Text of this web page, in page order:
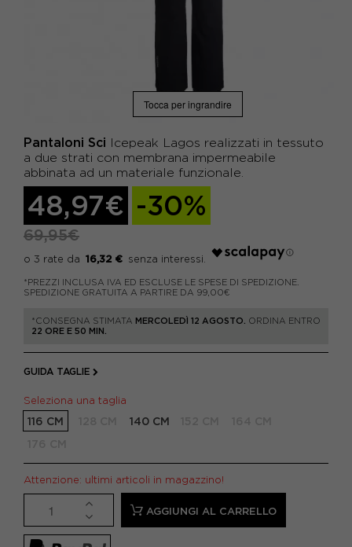
Tocca per ingrandire
Pantaloni Sci Icepeak Lagos realizzati in tessuto
a due strati con membrana impermeabile
abbinata ad un materiale funzionale.
48,97€ -30%
69,95€
16,32 €
*PREZZI INCLUSA IVA ED ESCLUSE LE SPESE DI SPEDIZIONE.
SPEDIZIONE GRATUITA A PARTIRE DA 99,00€
*CONSEGNA STIMATA MERCOLEDÌ 12 AGOSTO.
ORDINA ENTRO
22 ORE E 50 MIN.
GUIDA TAGLIE
Seleziona una taglia
116 CM 140 CM
Attenzione: ultimi articoli in magazzino!
AGGIUNGI AL CARRELLO